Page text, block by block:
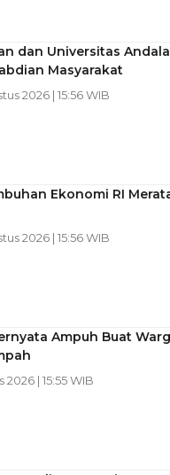
dan Universitas
Masyarakat
2026 | 15:56 WIB
Ekonomi RI
2026 | 15:56 WIB
Ampuh Buat
| 15:55 WIB